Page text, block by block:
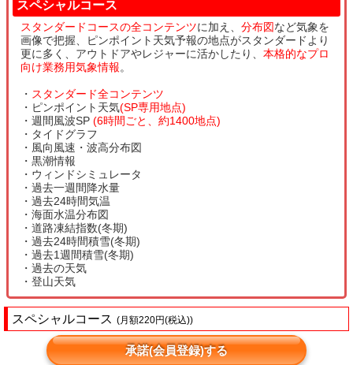
スペシャルコース
スタンダードコースの全コンテンツに加え、 分布図など気象を
画像で把握、ピンポイント天気予報の地点がスタンダードより
更に多く、アウトドアやレジャーに活かしたり、 本格的なプロ
向け業務用気象情報。
・ スタンダード全コンテンツ
・ピンポイント天気(SP専用地点)
・週間風波SP (6時間ごと、約1400地点)
・タイドグラフ
・風向風速・波高分布図
・黒潮情報
・ウィンドシミュレータ
・過去一週間降水量
・過去24時間気温
・海面水温分布図
・道路凍結指数(冬期)
・過去24時間積雪(冬期)
・過去1週間積雪(冬期)
・過去の天気
・登山天気
スペシャルコース (月額220円(税込))
承諾(会員登録)する